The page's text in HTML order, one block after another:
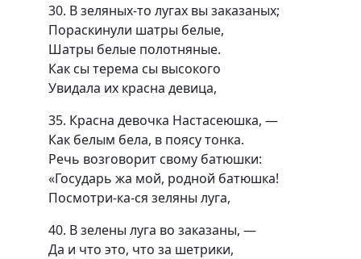
30. В зеляных-то лугах вы заказаных;
Пораскинули шатры белые,
Шатры белые полотняные.
Как сы терема сы высокого
Увидала их красна девица,
35. Красна девочка Настасеюшка, —
Как белым бела, в поясу тонка.
Речь возrоворит свому батюшки:
«Государь жа мой, родной батюшка!
Посмотри-ка-ся зеляны луга,
40. В зелены луга во заказаны, —
Да и что это, что за шетрики,